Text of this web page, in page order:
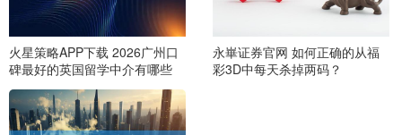
火星策略APP下载 2026广州口
碑最好的英国留学中介有哪些
永崋证券官网 如何正确的从福
彩3D中每天杀掉两码？